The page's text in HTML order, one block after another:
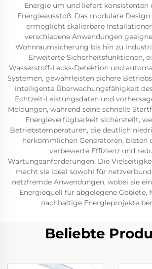
Energie um und liefert konsistenten
Energieausstoß. Das modulare Design
ermöglicht skalierbare
verschiedene Anwendungen
Wohnraumsicherung bis hin zu
Erweiterte Sicherheitsfunktionen,
Wasserstoff-Lecks-Detektion und
Systemen, gewährleisten sichere
intelligente Überwachungsfähigkeit
Echtzeit-Leistungsdaten und
Meldungen, während seine schnelle
Energieverfügbarkeit sicherstellt,
Betriebstemperaturen, die deutlich
herkömmlichen Generatoren, bieten
verbesserte Effizienz und
Wartungsanforderungen. Die
macht sie ideal sowohl für
netzfremde Anwendungen, wobei sie
Energiequell für abgelegene Gebiete,
nachhaltige Energieprojekte
Beliebte